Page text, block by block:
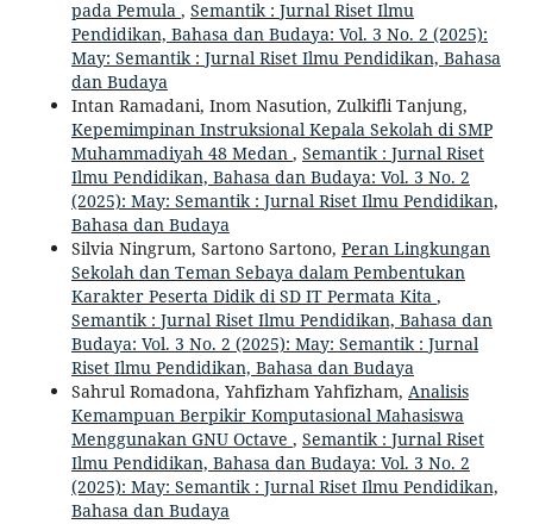
pada Pemula , Semantik : Jurnal Riset Ilmu
Pendidikan, Bahasa dan Budaya: Vol. 3 No. 2 (2025):
May: Semantik : Jurnal Riset Ilmu Pendidikan, Bahasa
dan Budaya
Intan Ramadani, Inom Nasution, Zulkifli Tanjung,
Kepemimpinan Instruksional Kepala Sekolah di SMP
Muhammadiyah 48 Medan , Semantik : Jurnal Riset
Ilmu Pendidikan, Bahasa dan Budaya: Vol. 3 No. 2
(2025): May: Semantik : Jurnal Riset Ilmu Pendidikan,
Bahasa dan Budaya
Silvia Ningrum, Sartono Sartono, Peran Lingkungan
Sekolah dan Teman Sebaya dalam Pembentukan
Karakter Peserta Didik di SD IT Permata Kita ,
Semantik : Jurnal Riset Ilmu Pendidikan, Bahasa dan
Budaya: Vol. 3 No. 2 (2025): May: Semantik : Jurnal
Riset Ilmu Pendidikan, Bahasa dan Budaya
Sahrul Romadona, Yahfizham Yahfizham, Analisis
Kemampuan Berpikir Komputasional Mahasiswa
Menggunakan GNU Octave , Semantik : Jurnal Riset
Ilmu Pendidikan, Bahasa dan Budaya: Vol. 3 No. 2
(2025): May: Semantik : Jurnal Riset Ilmu Pendidikan,
Bahasa dan Budaya